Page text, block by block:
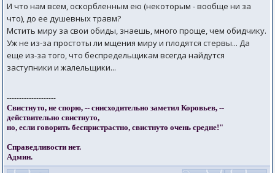
И что нам всем, оскорбленным ею (некоторым - вообще ни за
что), до ее душевных травм?
Мстить миру за свои обиды, знаешь, много проще, чем обидчику.
Уж не из-за простоты ли мщения миру и плодятся стервы... Да
еще из-за того, что беспредельщикам всегда найдутся
заступники и жалельщики...
--------------------
Свистнуто, не спорю, -- снисходительно заметил Коровьев, --
действительно свистнуто,
но, если говорить беспристрастно, свистнуто очень средне!"
Справедливости нет.
Админ.